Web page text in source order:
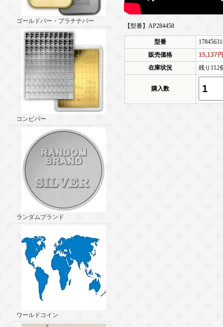
ゴールドバー・プラチナバー
コンビバー
ランダムブランド
ワールドコイン
【型番】AP284458
型番
販売価格
15,137
在庫状況
残り112
購入数